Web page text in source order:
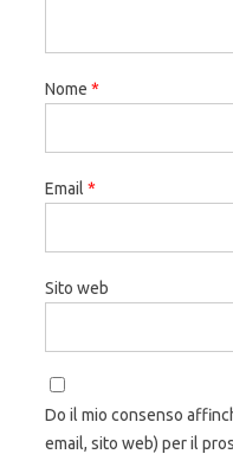
Nome *
Email *
Sito web
Do il mio consenso
email, sito web) per il